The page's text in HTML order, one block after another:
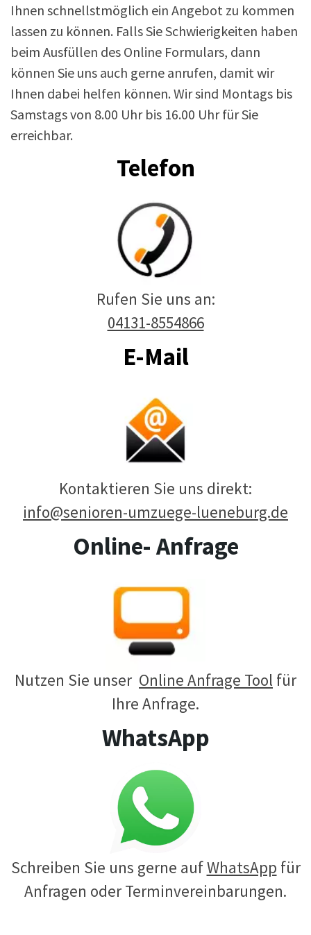
Ihnen schnellstmöglich ein Angebot zu kommen
lassen zu können. Falls Sie Schwierigkeiten haben
beim Ausfüllen des Online Formulars, dann
können Sie uns auch gerne anrufen, damit wir
Ihnen dabei helfen können. Wir sind Montags bis
Samstags von 8.00 Uhr bis 16.00 Uhr für Sie
erreichbar.
Telefon
Rufen Sie uns an:
04131-8554866
E-Mail
Kontaktieren Sie uns direkt:
info@senioren-umzuege-lueneburg.de
Online- Anfrage
Nutzen Sie unser Online Anfrage Tool für
Ihre Anfrage.
WhatsApp
Schreiben Sie uns gerne aufWhatsApp für
Anfragen oder Terminvereinbarungen.